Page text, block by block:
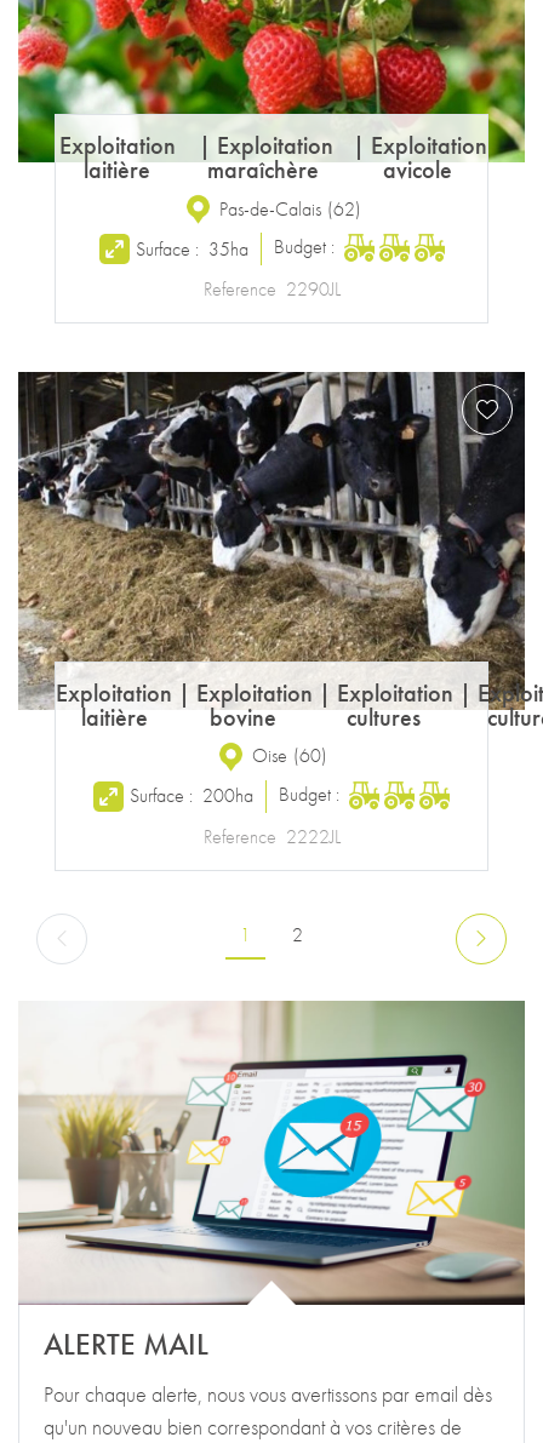
Exploitation
laitière
| Exploitation
maraîchère
| Exploitation
avicole
Pas-de-Calais (62)
Surface : 35ha
Budget :
Reference 2290JL
Exploitation
laitière
| Exploitation
bovine
| Exploitation
cultures
|
Oise (60)
Surface : 200ha
Budget :
Reference 2222JL
Pagination
Page précédente Page courante
1 Page
2 Page
ALERTE MAIL
Pour chaque alerte, nous vous avertissons par email dès
qu'un nouveau bien correspondant à vos critères de